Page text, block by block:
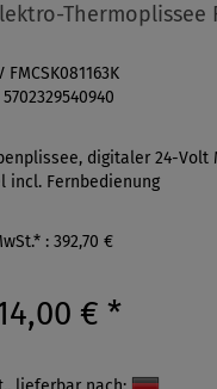
Thermoplissee
digitaler 24-
incl. Fernbedienung
: 392,70 €
€ *